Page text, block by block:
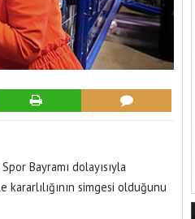
Bayramı dolayısıyla
kararlılığının simgesi olduğunu